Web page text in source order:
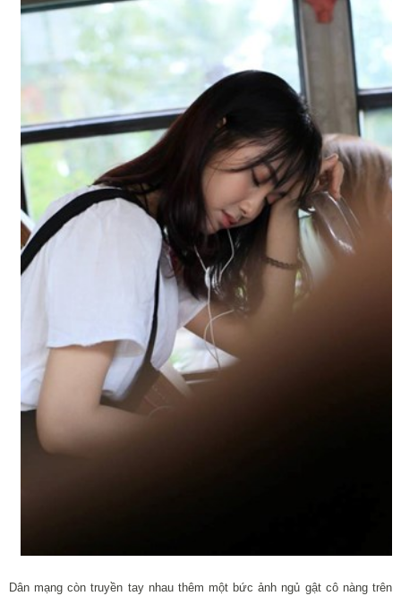
Dân mạng còn truyền tay nhau thêm một bức ảnh ngủ gật cô nàng trên